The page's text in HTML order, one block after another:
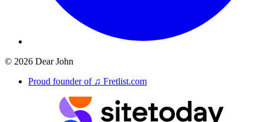
© 2026 Dear John
Proud founder of ♫ Fretlist.com